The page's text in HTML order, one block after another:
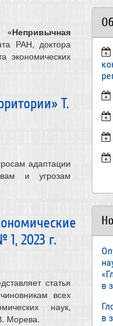
«Непривычная
РАН, доктора
экономических
Т.
адаптации
и угрозам
2023 г.
статья
всех
наук,
Морева.
в
в